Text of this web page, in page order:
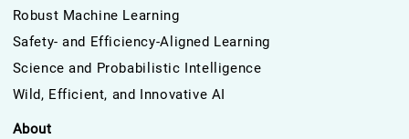
Robust Machine Learning
Safety- and Efficiency-Aligned Learning
Science and Probabilistic Intelligence
Wild, Efficient, and Innovative AI
About